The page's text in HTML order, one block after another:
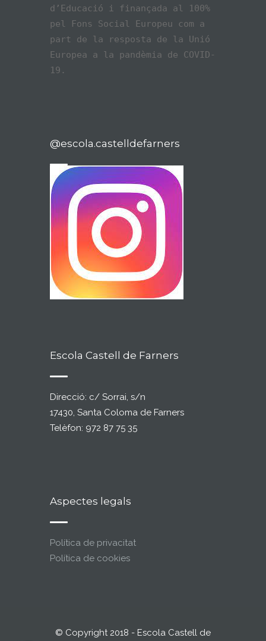
d’Educació i finançada al 100%
pel Fons Social Europeu com a
part de la resposta de la Unió
Europea a la pandèmia de COVID-
19.
@escola.castelldefarners
Escola Castell de Farners
Direcció: c/ Sorrai, s/n
17430, Santa Coloma de Farners
Telèfon: 972 87 75 35
Aspectes legals
Política de privacitat
Política de cookies
© Copyright 2018 - Escola Castell de